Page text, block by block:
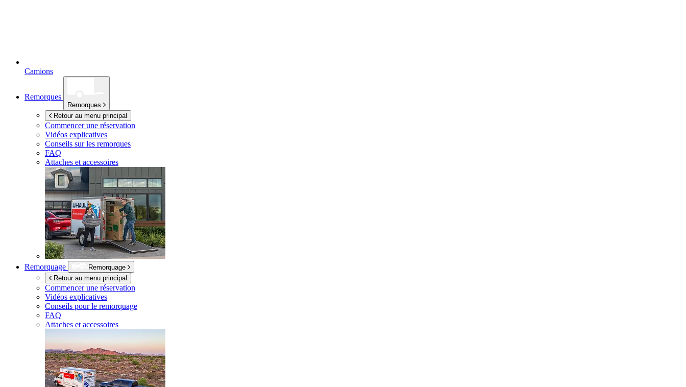
Camions
Remorques
Remorques
Retour au menu principal
Commencer une réservation
Vidéos explicatives
Conseils sur les remorques
FAQ
Attaches et accessoires
Remorquage
Remorquage
Retour au menu principal
Commencer une réservation
Vidéos explicatives
Conseils pour le remorquage
FAQ
Attaches et accessoires